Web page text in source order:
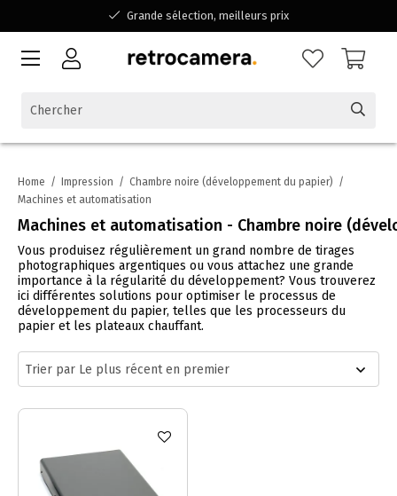
Grande sélection, meilleurs prix
Disponible pour toutes vos questions
Home / Impression / Chambre noire (développement du papier) /
Machines et automatisation
Machines et automatisation - Chambre noire
Vous produisez régulièrement un grand nombre de tirages
photographiques argentiques ou vous attachez une grande
importance à la régularité du développement? Vous trouverez
ici différentes solutions pour optimiser le processus de
développement du papier, telles que les processeurs du
papier et les plateaux chauffant.